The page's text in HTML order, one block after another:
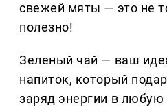
свежей мяты — это не
полезно!
Зеленый чай — ваш
напиток, который
заряд энергии в любую